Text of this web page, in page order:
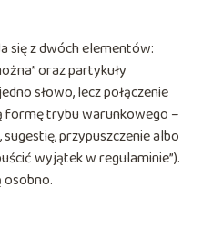
się z dwóch elementów:
oraz partykuły
słowo, lecz połączenie
trybu warunkowego –
przypuszczenie albo
wyjątek w regulaminie”).